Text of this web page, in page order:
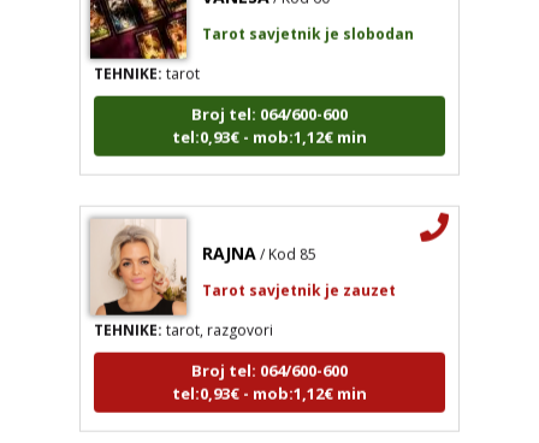
TEHNIKE:tarot
Broj tel: 064/600-600
tel:0,93€ - mob:1,12€ min
TEHNIKE:tarot, razgovori
Broj tel: 064/600-600
tel:0,93€ - mob:1,12€ min